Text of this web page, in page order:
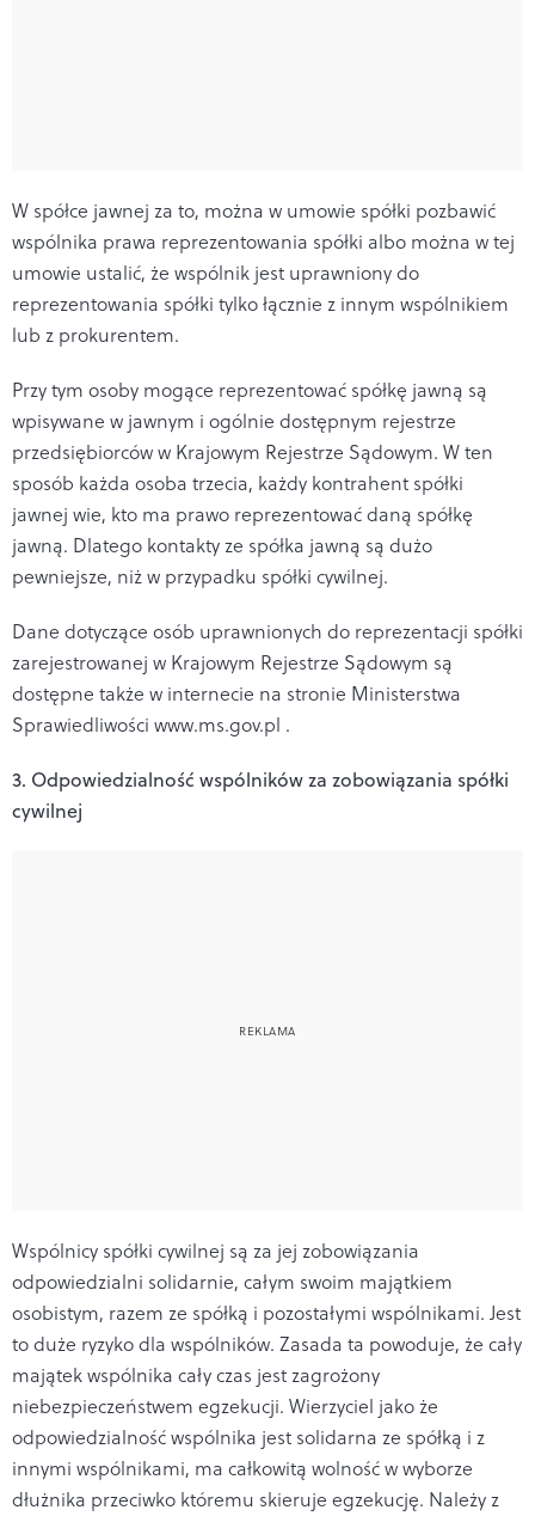
W spółce jawnej za to, można w umowie spółki pozbawić
wspólnika prawa reprezentowania spółki albo można w tej
umowie ustalić, że wspólnik jest uprawniony do
reprezentowania spółki tylko łącznie z innym wspólnikiem
lub z prokurentem.
Przy tym osoby mogące reprezentować spółkę jawną są
wpisywane w jawnym i ogólnie dostępnym rejestrze
przedsiębiorców w Krajowym Rejestrze Sądowym. W ten
sposób każda osoba trzecia, każdy kontrahent spółki
jawnej wie, kto ma prawo reprezentować daną spółkę
jawną. Dlatego kontakty ze spółka jawną są dużo
pewniejsze, niż w przypadku spółki cywilnej.
Dane dotyczące osób uprawnionych do reprezentacji spółki
zarejestrowanej w Krajowym Rejestrze Sądowym są
dostępne także w internecie na stronie Ministerstwa
Sprawiedliwości www.ms.gov.pl .
3. Odpowiedzialność wspólników za zobowiązania spółki
cywilnej
Wspólnicy spółki cywilnej są za jej zobowiązania
odpowiedzialni solidarnie, całym swoim majątkiem
osobistym, razem ze spółką i pozostałymi wspólnikami. Jest
to duże ryzyko dla wspólników. Zasada ta powoduje, że cały
majątek wspólnika cały czas jest zagrożony
niebezpieczeństwem egzekucji. Wierzyciel jako że
odpowiedzialność wspólnika jest solidarna ze spółką i z
innymi wspólnikami, ma całkowitą wolność w wyborze
dłużnika przeciwko któremu skieruje egzekucję. Należy z